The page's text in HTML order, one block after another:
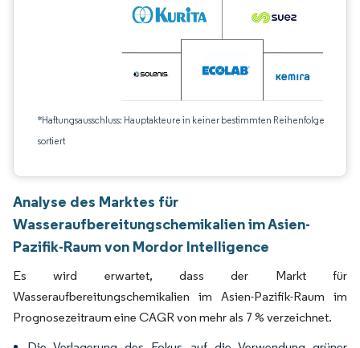
*Haftungsausschluss: Hauptakteure in keiner bestimmten Reihenfolge
sortiert
Analyse des Marktes für
Wasseraufbereitungschemikalien im Asien-
Pazifik-Raum von Mordor Intelligence
Es wird erwartet, dass der Markt für
Wasseraufbereitungschemikalien im Asien-Pazifik-Raum im
Prognosezeitraum eine CAGR von mehr als 7 % verzeichnet.